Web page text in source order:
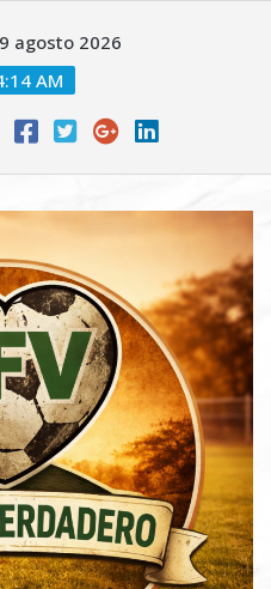
agosto 2026
AM